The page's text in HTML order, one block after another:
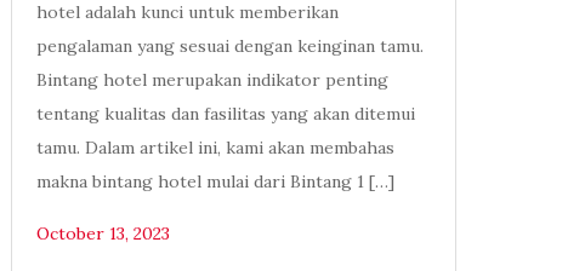
hotel adalah kunci untuk memberikan
pengalaman yang sesuai dengan keinginan tamu.
Bintang hotel merupakan indikator penting
tentang kualitas dan fasilitas yang akan ditemui
tamu. Dalam artikel ini, kami akan membahas
makna bintang hotel mulai dari Bintang 1 […]
October 13, 2023